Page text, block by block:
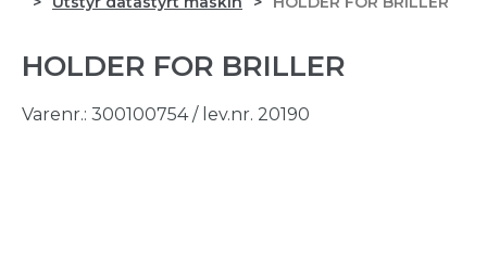
HOLDER FOR BRILLER
Varenr.: 300100754 / lev.nr. 20190